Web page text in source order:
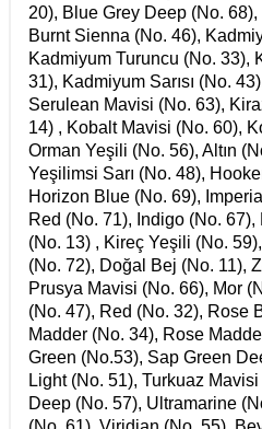
20), Blue Grey Deep (No.
Burnt Sienna (No. 46),
Kadmiyum Turuncu (No. 33),
31), Kadmiyum Sarısı (No.
Serulean Mavisi (No. 63),
14) , Kobalt Mavisi (No. 60),
Orman Yeşili (No. 56), Altın
Yeşilimsi Sarı (No. 48),
Horizon Blue (No. 69),
Red (No. 71), Indigo (No. 67),
(No. 13) , Kireç Yeşili (No.
(No. 72), Doğal Bej (No. 11),
Prusya Mavisi (No. 66), Mor
(No. 47), Red (No. 32), Rose
Madder (No. 34), Rose
Green (No.53), Sap Green
Light (No. 51), Turkuaz
Deep (No. 57), Ultramarine